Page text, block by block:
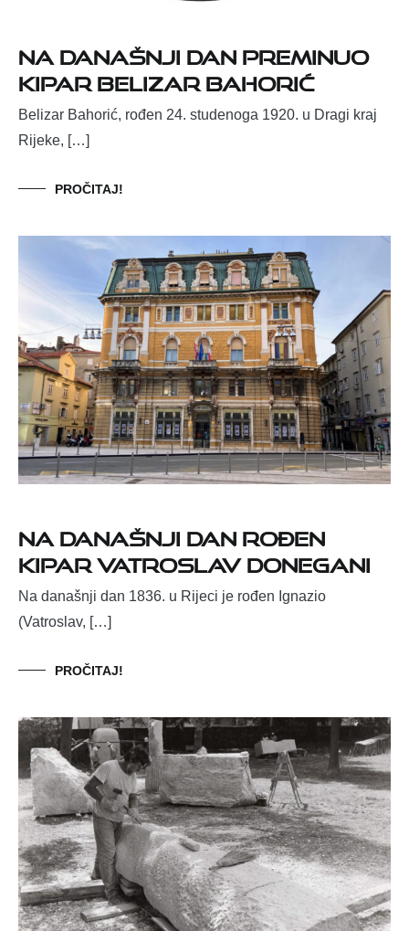
Na današnji dan preminuo
kipar Belizar Bahorić
Belizar Bahorić, rođen 24. studenoga 1920. u Dragi kraj
Rijeke, […]
PROČITAJ!
Na današnji dan rođen
kipar Vatroslav Donegani
Na današnji dan 1836. u Rijeci je rođen Ignazio
(Vatroslav, […]
PROČITAJ!